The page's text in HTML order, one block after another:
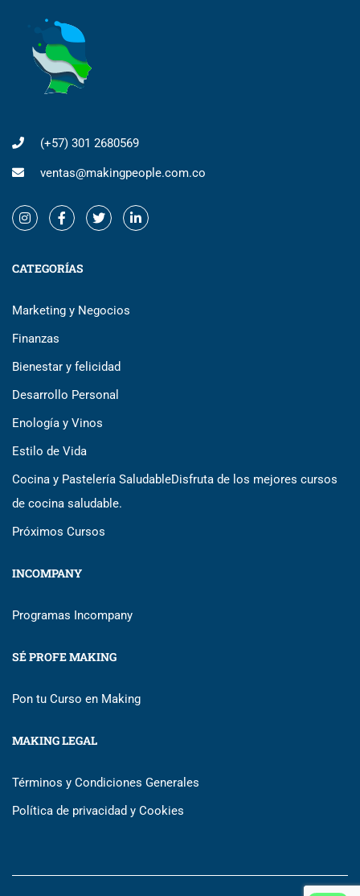
(+57) 301 2680569
ventas@makingpeople.com.co
CATEGORÍAS
Marketing y Negocios
Finanzas
Bienestar y felicidad
Desarrollo Personal
Enología y Vinos
Estilo de Vida
Cocina y Pastelería SaludableDisfruta de los mejores cursos
de cocina saludable.
Próximos Cursos
INCOMPANY
Programas Incompany
SÉ PROFE MAKING
Pon tu Curso en Making
MAKING LEGAL
Términos y Condiciones Generales
Política de privacidad y Cookies